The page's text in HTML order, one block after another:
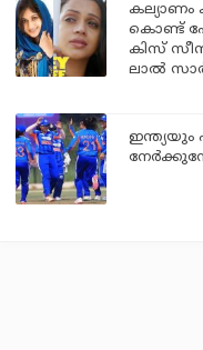
കല്യാണം
കൊണ്ട്
കിസ് സീന്‍,
ലാല്‍
ഇന്ത്യയും